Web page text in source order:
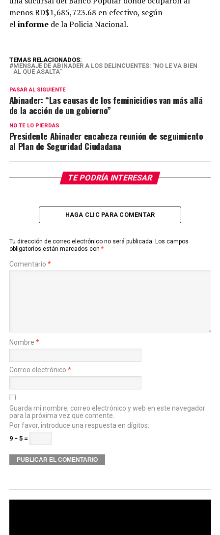
menos RD$1,685,723.68 en efectivo, según
elinforme de la Policia Nacional.
TEMAS RELACIONADOS:
MENSAJE DE ABINADER A LOS DELINCUENTES: "NO LE VA BIEN
AL QUE ASALTA"
PASAR AL SIGUIENTE
Abinader: “Las causas de los feminicidios van más allá
de la acción de un gobierno”
NO TE LO PIERDAS
Presidente Abinader encabeza reunión de seguimiento
al Plan de Seguridad Ciudadana
TE PODRÍA INTERESAR
HAGA CLIC PARA COMENTAR
Tu dirección de correo electrónico no será publicada. Los campos
obligatorios están marcados con *
Comentario *
Nombre *
Correo electrónico *
Guarda mi nombre, correo electrónico y web en este navegador
para la próxima vez que comente.
Por favor, introduce una respuesta en dígitos:
9 − 5 =